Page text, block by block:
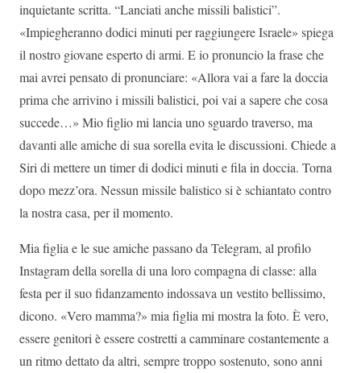
inquietante scritta. “Lanciati anche missili balistici”.
«Impiegheranno dodici minuti per raggiungere Israele» spiega
il nostro giovane esperto di armi. E io pronuncio la frase che
mai avrei pensato di pronunciare: «Allora vai a fare la doccia
prima che arrivino i missili balistici, poi vai a sapere che cosa
succede…» Mio figlio mi lancia uno sguardo traverso, ma
davanti alle amiche di sua sorella evita le discussioni. Chiede a
Siri di mettere un timer di dodici minuti e fila in doccia. Torna
dopo mezz’ora. Nessun missile balistico si è schiantato contro
la nostra casa, per il momento.
Mia figlia e le sue amiche passano da Telegram, al profilo
Instagram della sorella di una loro compagna di classe: alla
festa per il suo fidanzamento indossava un vestito bellissimo,
dicono. «Vero mamma?» mia figlia mi mostra la foto. È vero,
essere genitori è essere costretti a camminare costantemente a
un ritmo dettato da altri, sempre troppo sostenuto, sono anni